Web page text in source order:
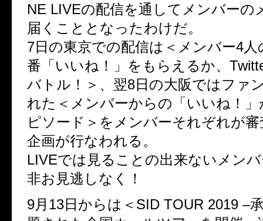
NE LIVEの配信を通してメンバーの
届くこととなったわけだ。
7日の東京での配信は＜メンバー4
番「いいね！」をもらえるか、
バトル！＞、翌8日の大阪ではファ
れた＜メンバーからの「いいね！
ピソード＞をメンバーそれぞれが
企画が行なわれる。
LIVEでは見ることの出来ないメン
非お見逃しなく！
9月13日からは＜SID TOUR 2019 –